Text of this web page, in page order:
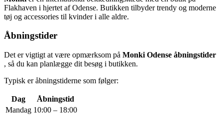
Flakhaven i hjertet af Odense. Butikken tilbyder trendy og moderne
tøj og accessories til kvinder i alle aldre.
Åbningstider
Det er vigtigt at være opmærksom på Monki Odense åbningstider
, så du kan planlægge dit besøg i butikken.
Typisk er åbningstiderne som følger:
Dag
Åbningstid
Mandag 10:00 – 18:00